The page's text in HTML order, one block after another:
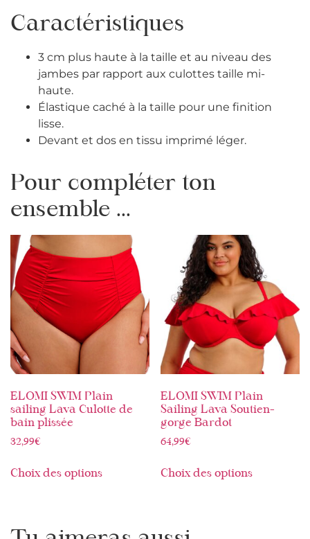
Caractéristiques
3 cm plus haute à la taille et au niveau des
jambes par rapport aux culottes taille mi-
haute.
Élastique caché à la taille pour une finition
lisse.
Devant et dos en tissu imprimé léger.
Pour compléter ton
ensemble ...
ELOMI SWIM Plain
sailing Lava Culotte de
bain plissée
32,99€
Choix des options
ELOMI SWIM Plain
Sailing Lava Soutien-
gorge Bardot
64,99€
Choix des options